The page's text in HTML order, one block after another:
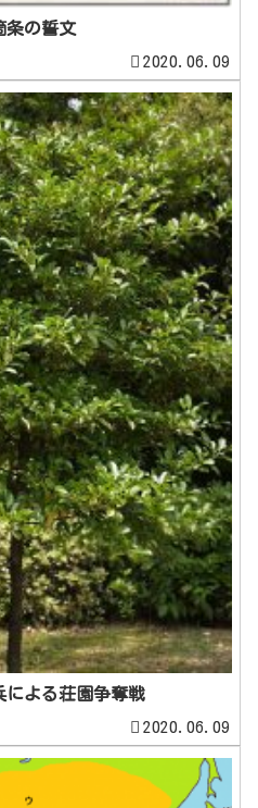
条の誓文
2020.06.09
による荘園争奪戦
2020.06.09